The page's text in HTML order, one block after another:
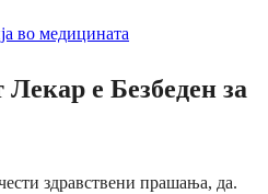
во медицината
е Безбеден за
здравствени прашања, да.